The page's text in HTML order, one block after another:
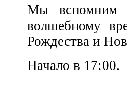
Мы вспомним
волшебному
Рождества и
Начало в 17:00.